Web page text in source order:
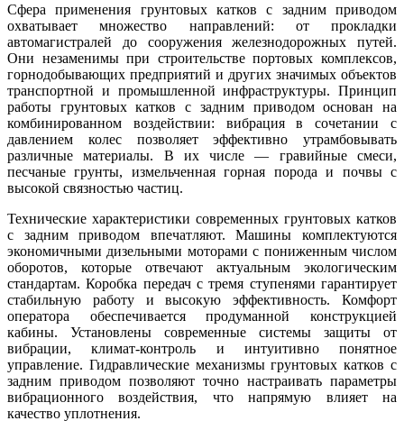
Сфера применения грунтовых катков с задним приводом
охватывает множество направлений: от прокладки
автомагистралей до сооружения железнодорожных путей.
Они незаменимы при строительстве портовых комплексов,
горнодобывающих предприятий и других значимых объектов
транспортной и промышленной инфраструктуры. Принцип
работы грунтовых катков с задним приводом основан на
комбинированном воздействии: вибрация в сочетании с
давлением колес позволяет эффективно утрамбовывать
различные материалы. В их числе — гравийные смеси,
песчаные грунты, измельченная горная порода и почвы с
высокой связностью частиц.
Технические характеристики современных грунтовых катков
с задним приводом впечатляют. Машины комплектуются
экономичными дизельными моторами с пониженным числом
оборотов, которые отвечают актуальным экологическим
стандартам. Коробка передач с тремя ступенями гарантирует
стабильную работу и высокую эффективность. Комфорт
оператора обеспечивается продуманной конструкцией
кабины. Установлены современные системы защиты от
вибрации, климат-контроль и интуитивно понятное
управление. Гидравлические механизмы грунтовых катков с
задним приводом позволяют точно настраивать параметры
вибрационного воздействия, что напрямую влияет на
качество уплотнения.